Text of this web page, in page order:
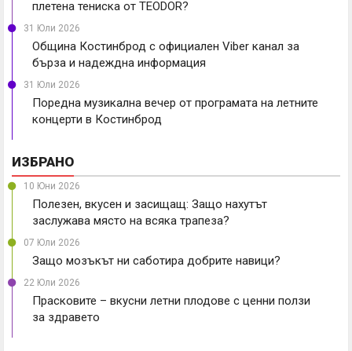
плетена тениска от TEODOR?
31 Юли 2026
Община Костинброд с официален Viber канал за
бърза и надеждна информация
31 Юли 2026
Поредна музикална вечер от програмата на летните
концерти в Костинброд
ИЗБРАНО
10 Юни 2026
Полезен, вкусен и засищащ: Защо нахутът
заслужава място на всяка трапеза?
07 Юли 2026
Защо мозъкът ни саботира добрите навици?
22 Юли 2026
Прасковите – вкусни летни плодове с ценни ползи
за здравето